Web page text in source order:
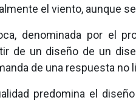
el viento, aunque
denominada por el
de un diseño de un
de una respuesta
predomina el